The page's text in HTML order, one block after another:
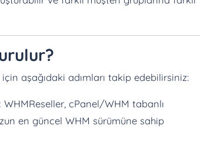
aşağıdaki adımları takip edebilirsiniz:
WHMReseller, cPanel/WHM tabanlı
en güncel WHM sürümüne sahip